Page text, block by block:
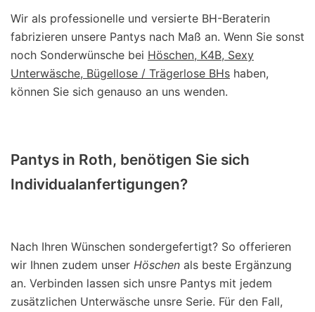
Wir als professionelle und versierte BH-Beraterin
fabrizieren unsere Pantys nach Maß an. Wenn Sie sonst
noch Sonderwünsche bei Höschen, K4B, Sexy
Unterwäsche, Bügellose / Trägerlose BHs haben,
können Sie sich genauso an uns wenden.
Pantys in Roth, benötigen Sie sich
Individualanfertigungen?
Nach Ihren Wünschen sondergefertigt? So offerieren
wir Ihnen zudem unser Höschen als beste Ergänzung
an. Verbinden lassen sich unsre Pantys mit jedem
zusätzlichen Unterwäsche unsre Serie. Für den Fall,